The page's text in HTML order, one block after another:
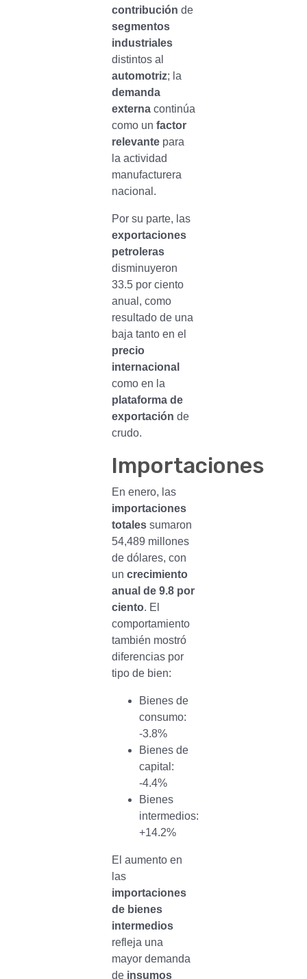
contribución de
segmentos
industriales
distintos al
automotriz; la
demanda
externacontinúa
como un factor
relevante para
la actividad
manufacturera
nacional.
Por su parte, las
exportaciones
petroleras
disminuyeron
33.5 por ciento
anual, como
resultado de una
baja tanto en el
precio
internacional
como en la
plataforma de
exportación de
crudo.
Importaciones
En enero, las
importaciones
totalessumaron
54,489 millones
de dólares, con
un crecimiento
anual de 9.8 por
ciento. El
comportamiento
también mostró
diferencias por
tipo de bien:
Bienes de
consumo:
-3.8%
Bienes de
capital:
-4.4%
Bienes
intermedios:
+14.2%
El aumento en
las
importaciones
de bienes
intermedios
refleja una
mayor demanda
de insumos